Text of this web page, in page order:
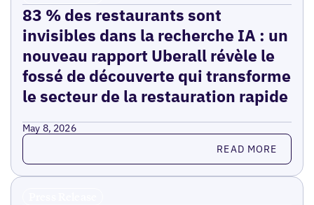
83 % des restaurants sont
invisibles dans la recherche IA : un
nouveau rapport Uberall révèle le
fossé de découverte qui transforme
le secteur de la restauration rapide
May 8, 2026
Read more READ MORE